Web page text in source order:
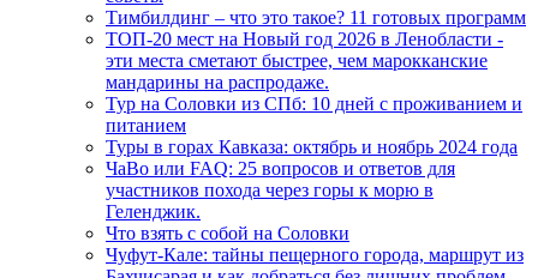
Тимбилдинг – что это такое? 11 готовых программ
ТОП-20 мест на Новый год 2026 в Ленобласти -
эти места сметают быстрее, чем марокканские
мандарины на распродаже.
Тур на Соловки из СПб: 10 дней с проживанием и
питанием
Туры в горах Кавказа: октябрь и ноябрь 2024 года
ЧаВо или FAQ: 25 вопросов и ответов для
участников похода через горы к морю в
Геленджик.
Что взять с собой на Соловки
Чуфут-Кале: тайны пещерного города, маршрут из